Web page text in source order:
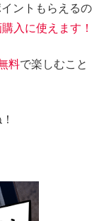
ントもらえるの
入に使えます！
料で楽しむこと